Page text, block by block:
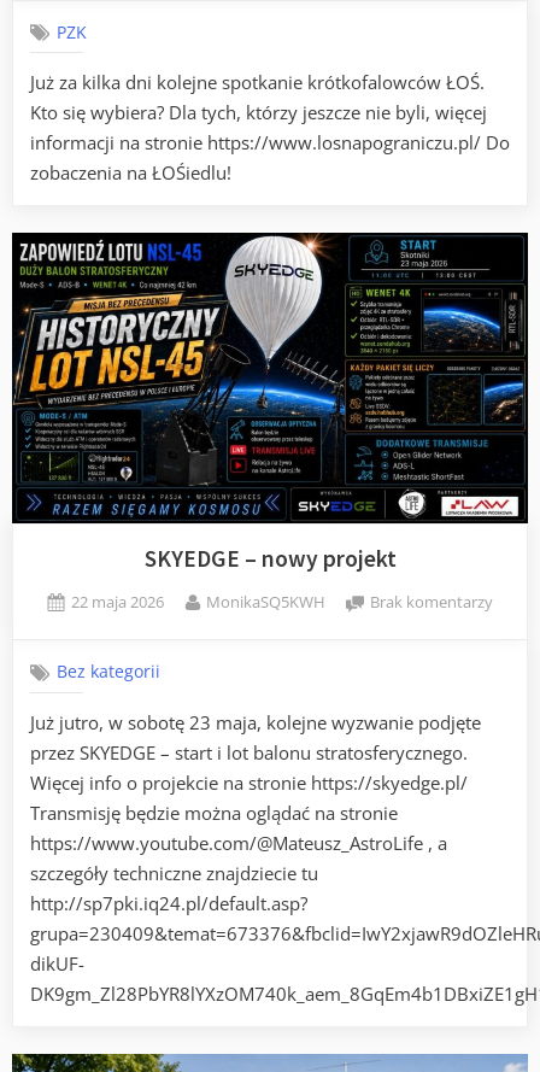
PZK
Już za kilka dni kolejne spotkanie krótkofalowców ŁOŚ.
Kto się wybiera? Dla tych, którzy jeszcze nie byli, więcej
informacji na stronie https://www.losnapograniczu.pl/ Do
zobaczenia na ŁOŚiedlu!
SKYEDGE – nowy projekt
Posted
22 maja 2026 By
MonikaSQ5KWH Brak komentarzydo
Bez kategorii
Już jutro, w sobotę 23 maja, kolejne wyzwanie podjęte
przez SKYEDGE – start i lot balonu stratosferycznego.
Więcej info o projekcie na stronie https://skyedge.pl/
Transmisję będzie można oglądać na stronie
https://www.youtube.com/@Mateusz_AstroLife , a
szczegóły techniczne znajdziecie tu
http://sp7pki.iq24.pl/default.asp?
dikUF-